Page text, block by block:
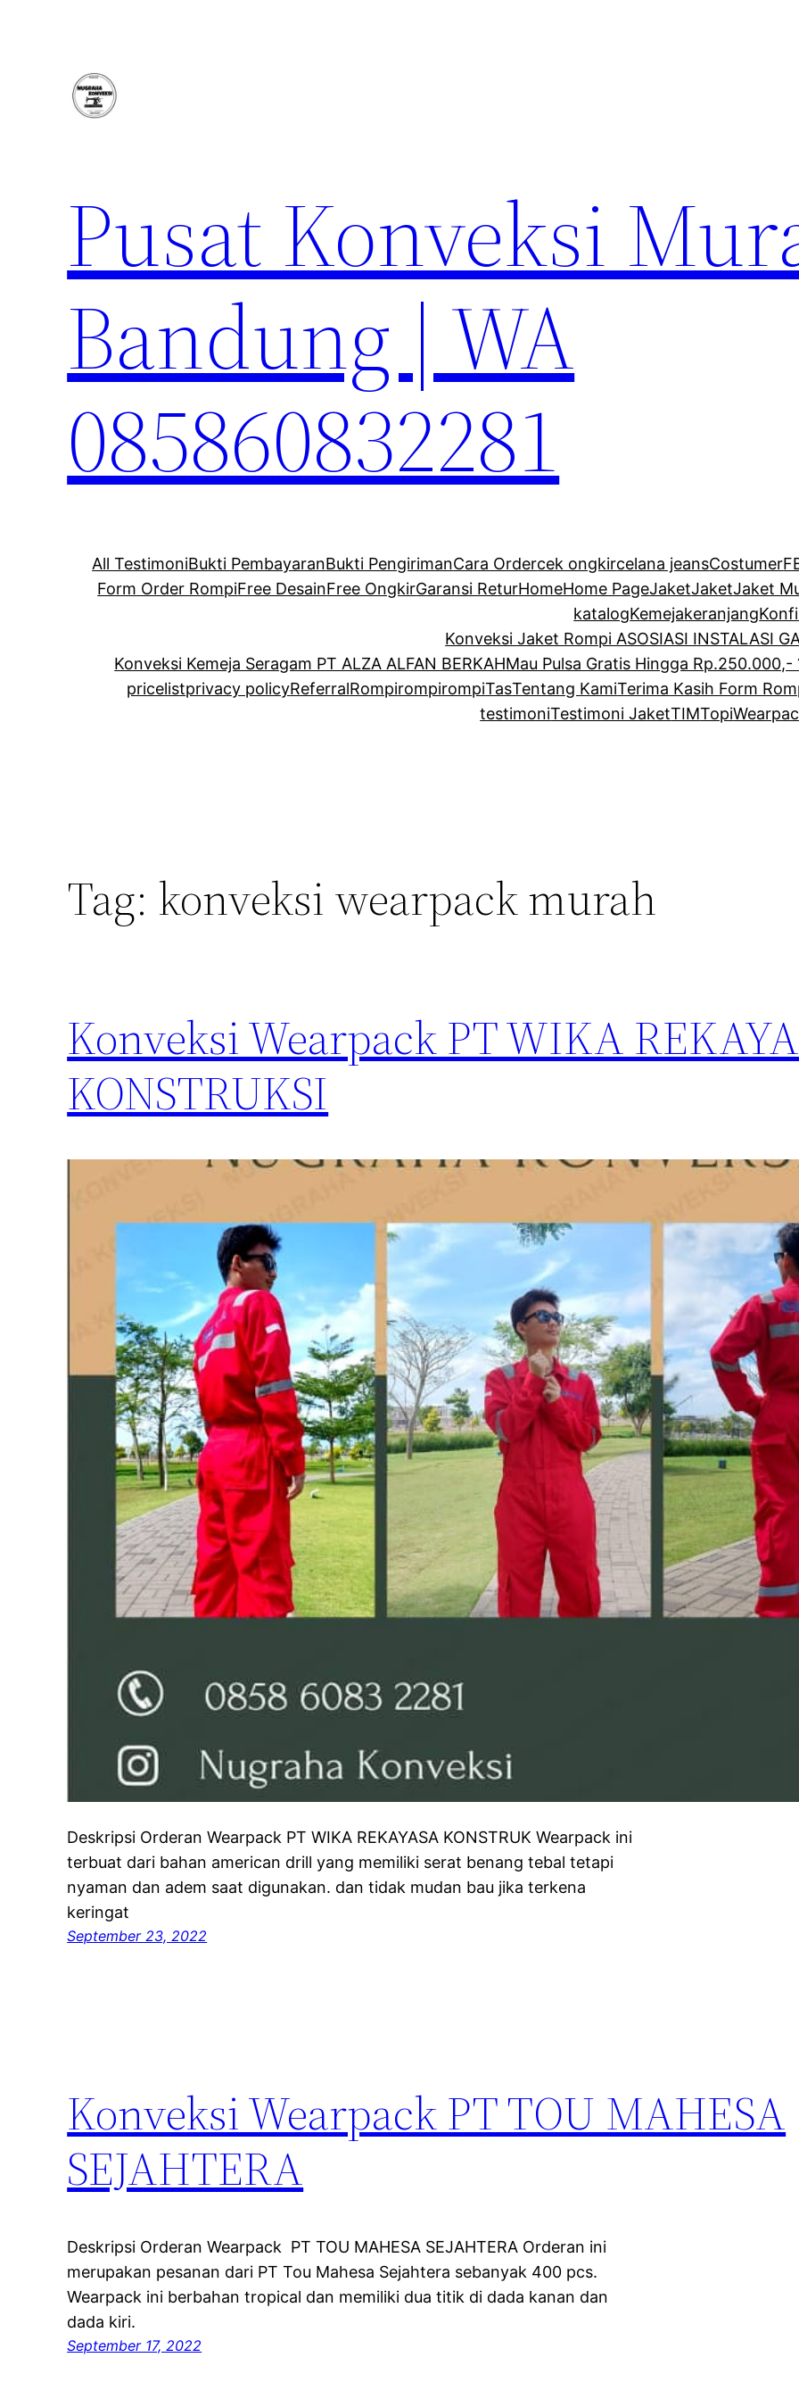
Pusat Konveksi
Bandung | WA
085860832281
All TestimoniBukti PembayaranBukti PengirimanCara Ordercek ongkircelana jeansCostumer
Form Order RompiFree DesainFree OngkirGaransi ReturHomeHome PageJaketJaketJaket
katalogKemejakeranjang
Konveksi Jaket Rompi ASOSIASI INSTALASI
Konveksi Kemeja Seragam PT ALZA ALFAN BERKAHMau Pulsa Gratis Hingga Rp.250.000,-
pricelistprivacy policyReferralRompirompirompiTasTentang KamiTerima Kasih Form
testimoniTestimoni JaketTIMTopi
Tag: konveksi wearpack murah
Konveksi Wearpack PT WIKA
KONSTRUKSI
Deskripsi Orderan Wearpack PT WIKA REKAYASA KONSTRUK Wearpack ini
terbuat dari bahan american drill yang memiliki serat benang tebal tetapi
nyaman dan adem saat digunakan. dan tidak mudan bau jika terkena
keringat
September 23, 2022
Konveksi Wearpack PT TOU MAHESA
SEJAHTERA
Deskripsi Orderan Wearpack PT TOU MAHESA SEJAHTERA Orderan ini
merupakan pesanan dari PT Tou Mahesa Sejahtera sebanyak 400 pcs.
Wearpack ini berbahan tropical dan memiliki dua titik di dada kanan dan
dada kiri.
September 17, 2022